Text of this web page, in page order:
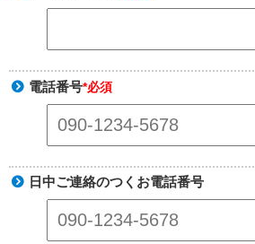
電話番号*必須
日中ご連絡のつくお電話番号